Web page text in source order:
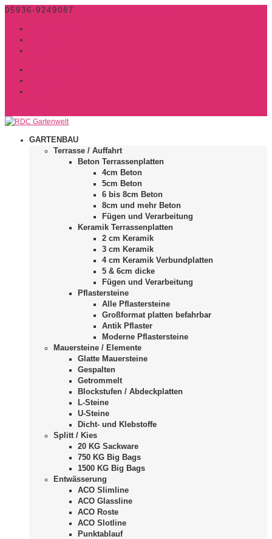
05936-9249087
GARTENBAU
Terrasse / Auffahrt
Beton Terrassenplatten
4cm Beton
5cm Beton
6 bis 8cm Beton
8cm und mehr Beton
Fügen und Verarbeitung
Keramik Terrassenplatten
2 cm Keramik
3 cm Keramik
4 cm Keramik Verbundplatten
5 & 6cm dicke
Fügen und Verarbeitung
Pflastersteine
Alle Pflastersteine
Großformat platten befahrbar
Antik Pflaster
Moderne Pflastersteine
Mauersteine / Elemente
Glatte Mauersteine
Gespalten
Getrommelt
Blockstufen / Abdeckplatten
L-Steine
U-Steine
Dicht- und Klebstoffe
Splitt / Kies
20 KG Sackware
750 KG Big Bags
1500 KG Big Bags
Entwässerung
ACO Slimline
ACO Glassline
ACO Roste
ACO Slotline
Punktablauf